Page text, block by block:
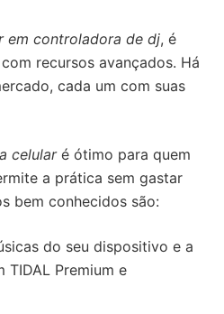
em controladora de dj, é
recursos avançados. Há
cada um com suas
celularé ótimo para quem
a prática sem gastar
bem conhecidos são:
do seu dispositivo e a
TIDAL Premium e